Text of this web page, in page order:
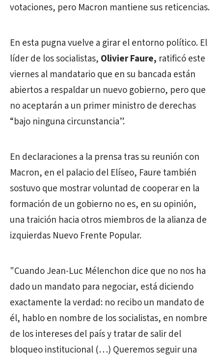
votaciones, pero Macron mantiene sus reticencias.
En esta pugna vuelve a girar el entorno político. El
líder de los socialistas, Olivier Faure, ratificó este
viernes al mandatario que en su bancada están
abiertos a respaldar un nuevo gobierno, pero que
no aceptarán a un primer ministro de derechas
“bajo ninguna circunstancia”.
En declaraciones a la prensa tras su reunión con
Macron, en el palacio del Elíseo, Faure también
sostuvo que mostrar voluntad de cooperar en la
formación de un gobierno no es, en su opinión,
una traición hacia otros miembros de la alianza de
izquierdas Nuevo Frente Popular.
"Cuando Jean-Luc Mélenchon dice que no nos ha
dado un mandato para negociar, está diciendo
exactamente la verdad: no recibo un mandato de
él, hablo en nombre de los socialistas, en nombre
de los intereses del país y tratar de salir del
bloqueo institucional (…) Queremos seguir una